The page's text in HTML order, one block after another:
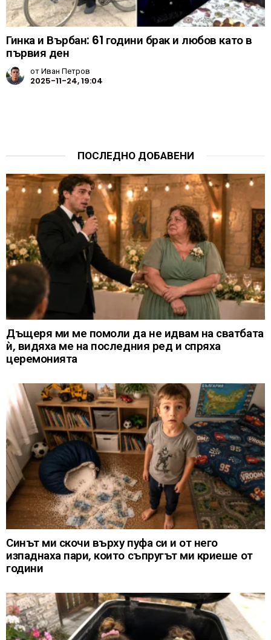
Гинка и Върбан: 61 години брак и любов като в
първия ден
отИван Петров
2025-11-24, 19:04
ПОСЛЕДНО ДОБАВЕНИ
Дъщеря ми ме помоли да не идвам на сватбата
ѝ, видяха ме на последния ред и спряха
церемонията
Синът ми скочи върху пуфа си и от него
изпаднаха пари, които съпругът ми криеше от
години